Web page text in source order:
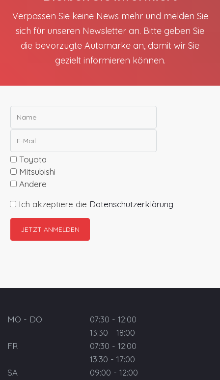
Verpassen Sie keine News mehr und melden Sie
sich für unseren Newsletter an. Bitte geben Sie
die bevorzugte Automarke an, damit wir Sie
gezielt informieren können.
Toyota
Mitsubishi
Andere
Ich akzeptiere die Datenschutzerklärung
MO - DO
07:30 - 12:00
13:30 - 18:00
FR
07:30 - 12:00
13:30 - 17:00
SA
09:00 - 12:00